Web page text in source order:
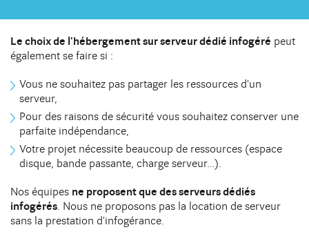
L'hébergement sur serveurs dédiés
Autres solutions d'hébergement
Le choix de l'hébergement sur serveur dédié infogéré peut
également se faire si :
Vous ne souhaitez pas partager les ressources d'un
serveur,
Pour des raisons de sécurité vous souhaitez conserver une
parfaite indépendance,
Votre projet nécessite beaucoup de ressources (espace
disque, bande passante, charge serveur…).
Nos équipes ne proposent que des serveurs dédiés
infogérés. Nous ne proposons pas la location de serveur
sans la prestation d'infogérance.